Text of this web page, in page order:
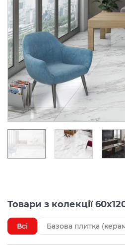
Товари з колекції
Всі Базова плитка